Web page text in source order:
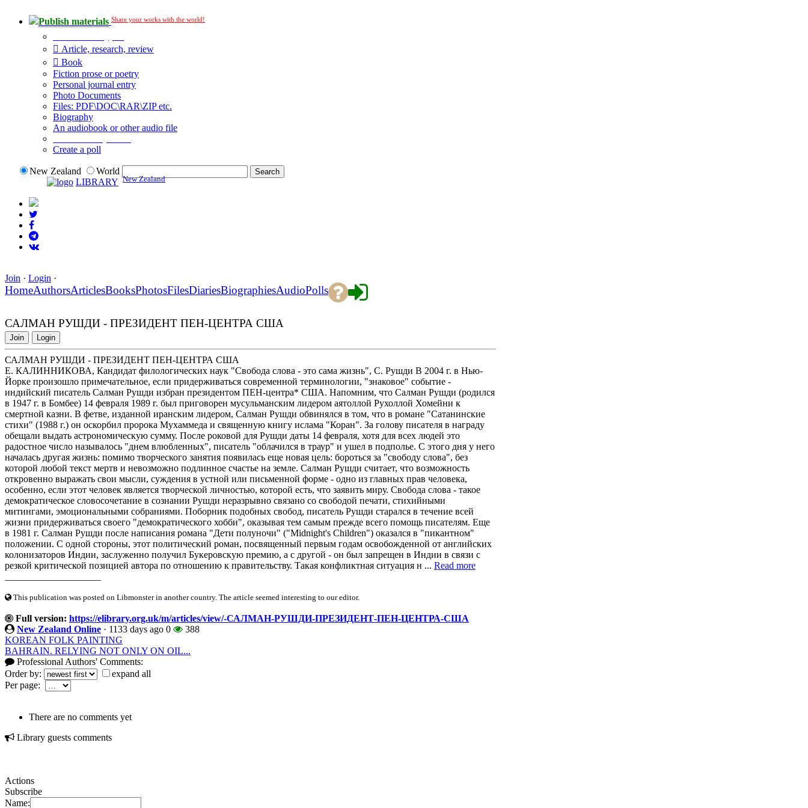
Publish materials Share your works with the world!
Article, research, review
Book
Fiction prose or poetry
Personal journal entry
Photo Documents
Files: PDF\DOC\RAR\ZIP etc.
Biography
An audiobook or other audio file
Create a poll
New Zealand
World
LIBRARY New Zealand
Join · Login ·
HomeAuthorsArticlesBooksPhotosFilesDiariesBiographiesAudioPolls
САЛМАН РУШДИ - ПРЕЗИДЕНТ ПЕН-ЦЕНТРА США
Join Login
САЛМАН РУШДИ - ПРЕЗИДЕНТ ПЕН-ЦЕНТРА США
Е. КАЛИННИКОВА, Кандидат филологических наук "Свобода слова - это сама жизнь", С. Рушди В 2004 г. в Нью-
Йорке произошло примечательное, если придерживаться современной терминологии, "знаковое" событие -
индийский писатель Салман Рушди избран президентом ПЕН-центра* США. Напомним, что Салман Рушди (родился
в 1947 г. в Бомбее) 14 февраля 1989 г. был приговорен мусульманским лидером аятоллой Рухоллой Хомейни к
смертной казни. В фетве, изданной иранским лидером, Салман Рушди обвинялся в том, что в романе "Сатанинские
стихи" (1988 г.) он оскорбил пророка Мухаммеда и священную книгу ислама "Коран". За голову писателя в награду
обещали выдать астрономическую сумму. После роковой для Рушди даты 14 февраля, хотя для всех людей это
радостное число называлось "днем влюбленных", писатель "облачился в траур" и ушел в подполье. С этого дня у него
началась другая жизнь: помимо творческого занятия появилась еще новая цель: бороться за "свободу слова", без
которой любой текст мертв и невозможно подлинное счастье на земле. Салман Рушди считает, что возможность
откровенно выражать свои мысли, суждения в устной или письменной форме - одно из главных прав человека,
особенно, если этот человек является творческой личностью, которой есть, что заявить миру. Свобода слова - такое
демократическое словосочетание в сознании Рушди неразрывно связано со свободой печати, стихийными
митингами, эмоциональными собраниями. Поборник подобных свобод, писатель Рушди старался в течение всей
жизни придерживаться своего "демократического хобби", оказывая тем самым прежде всего помощь писателям. Еще
в 1981 г. Салман Рушди после написания романа "Дети полуночи" ("Midnight's Children") оказался в "пикантном"
положении. С одной стороны, этот политический роман, посвященный первым годам освобожденной от английских
колонизаторов Индии, заслуженно получил Букеровскую премию, а с другой - он был запрещен в Индии в связи с
резкой критической позицией автора по отношению к правительству. Такая конфликтная ситуация н ... Read more
This publication was posted on Libmonster in another country. The article seemed interesting to our editor.
Full version: https://elibrary.org.uk/m/articles/view/-САЛМАН-РУШДИ-ПРЕЗИДЕНТ-ПЕН-ЦЕНТРА-США
New Zealand Online · 1133 days ago 0
388
KOREAN FOLK PAINTING
BAHRAIN. RELYING NOT ONLY ON OIL...
Professional Authors' Comments:
Order by:
expand all
Per page:
There are no comments yet
Library guests comments
Actions
Subscribe
Name: